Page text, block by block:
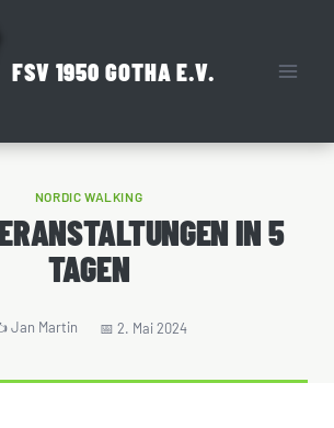
FSV 1950 GOTHA E.V.
NORDIC WALKING
IN 5
TAGEN
Jan Martin 2. Mai 2024